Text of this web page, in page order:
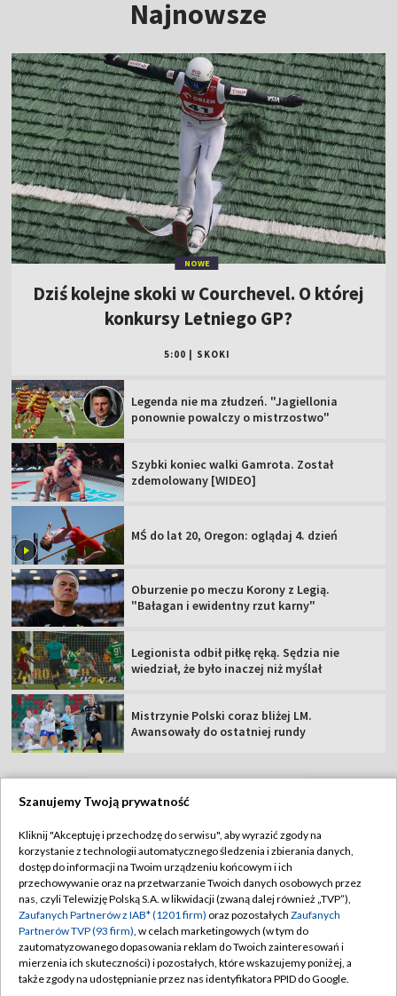
Najnowsze
NOWE
Dziś kolejne skoki w Courchevel. O której
konkursy Letniego GP?
5:00 SKOKI
Legenda nie ma złudzeń. "Jagiellonia
ponownie powalczy o mistrzostwo"
Szybki koniec walki Gamrota. Został
zdemolowany [WIDEO]
MŚ do lat 20, Oregon: oglądaj 4. dzień
Oburzenie po meczu Korony z Legią.
"Bałagan i ewidentny rzut karny"
Legionista odbił piłkę ręką. Sędzia nie
wiedział, że było inaczej niż myślał
Mistrzynie Polski coraz bliżej LM.
Awansowały do ostatniej rundy
Abonament TVP
Sklep TVP
Biuro Reklamy
Oferta Handlowa
Telegazeta ogłoszenia
Regulamin TVP
Polityka prywatności
Moje zgody
Biuro reklamy
Kontakt
Szanujemy Twoją prywatność
Kliknij "Akceptuję i przechodzę do serwisu", aby wyrazić zgody na
korzystanie z technologii automatycznego śledzenia i zbierania danych,
dostęp do informacji na Twoim urządzeniu końcowym i ich
przechowywanie oraz na przetwarzanie Twoich danych osobowych przez
nas, czyli Telewizję Polską S.A. w likwidacji (zwaną dalej również „TVP”),
Zaufanych Partnerów z IAB* (1201 firm) oraz pozostałych Zaufanych
Partnerów TVP (93 firm), w celach marketingowych (w tym do
zautomatyzowanego dopasowania reklam do Twoich zainteresowań i
mierzenia ich skuteczności) i pozostałych, które wskazujemy poniżej, a
także zgody na udostępnianie przez nas identyfikatora PPID do Google.